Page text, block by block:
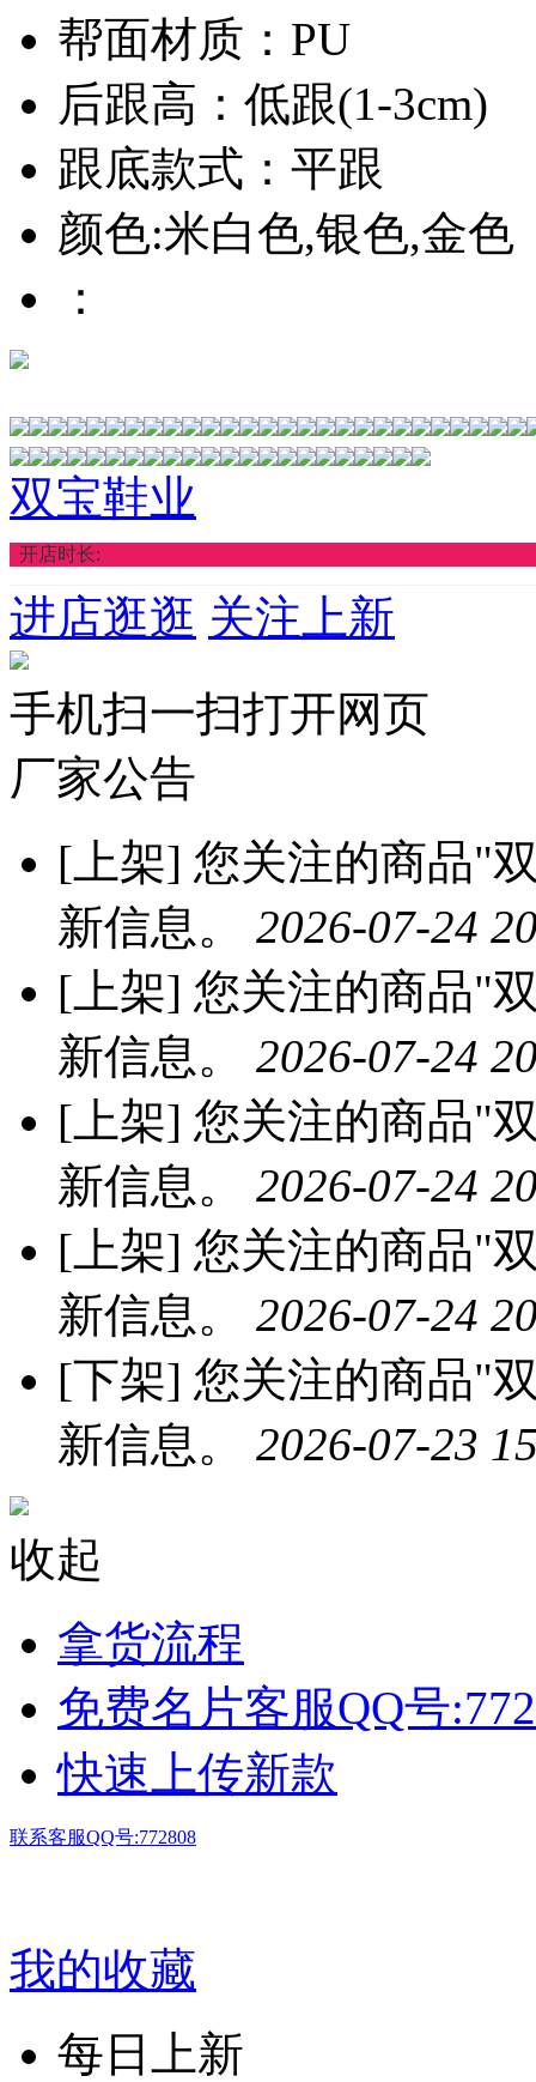
帮面材质：PU
后跟高：低跟(1-3cm)
跟底款式：平跟
颜色:米白色,银色,金色
：
双宝鞋业
开店时长:
进店逛逛 关注上新
手机扫一扫打开网页
厂家公告
[上架] 您关注的商品"
新信息。 2026-07-24
[上架] 您关注的商品"
新信息。 2026-07-24
[上架] 您关注的商品"
新信息。 2026-07-24
[上架] 您关注的商品"
新信息。 2026-07-24
[下架] 您关注的商品"
新信息。 2026-07-23
收起
拿货流程
免费名片客服QQ号
快速上传新款
联系客服QQ号:772808
我的收藏
每日上新